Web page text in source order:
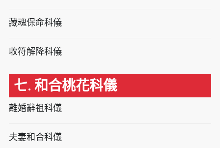
藏魂保命科儀
收符解降科儀
七. 和合桃花科儀
離婚辭祖科儀
夫妻和合科儀